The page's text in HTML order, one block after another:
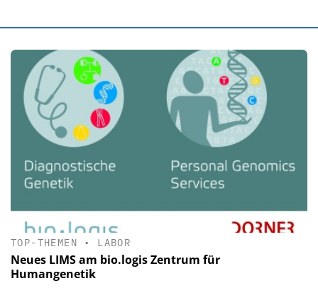
TOP-THEMEN • LABOR
Neues LIMS am bio.logis Zentrum für
Humangenetik